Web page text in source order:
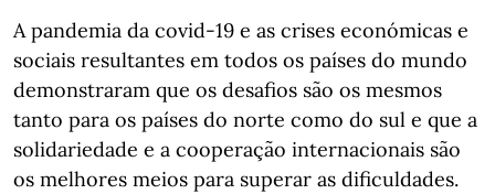
A pandemia da covid-19 e as crises económicas e
sociais resultantes em todos os países do mundo
demonstraram que os desafios são os mesmos
tanto para os países do norte como do sul e que a
solidariedade e a cooperação internacionais são
os melhores meios para superar as dificuldades.